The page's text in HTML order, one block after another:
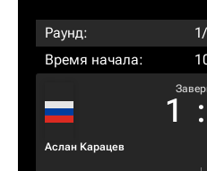
Раунд:
Время начала:
Аслан Карацев
1 :